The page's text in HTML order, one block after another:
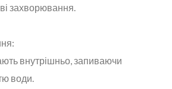
захворювання.
внутрішньо, запиваючи
води.